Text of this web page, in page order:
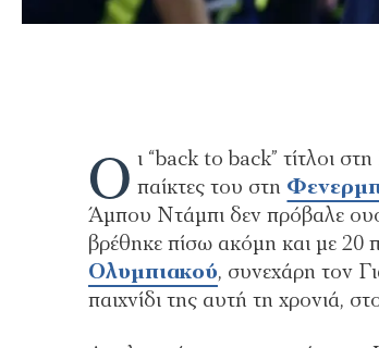
Ο ι “back to back” τίτλοι
παίκτες του στη
Άμπου Ντάμπι δεν πρόβαλε
βρέθηκε πίσω ακόμη και με 20
Ολυμπιακού, συνεχάρη τον
παιχνίδι της αυτή τη χρονιά,